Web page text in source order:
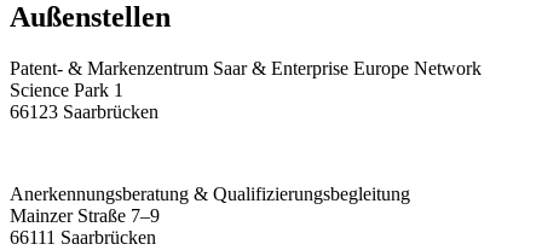
Außenstellen
Patent- & Markenzentrum Saar & Enterprise Europe Network
Science Park 1
66123 Saarbrücken
Anerkennungsberatung & Qualifizierungsbegleitung
Mainzer Straße 7–9
66111 Saarbrücken